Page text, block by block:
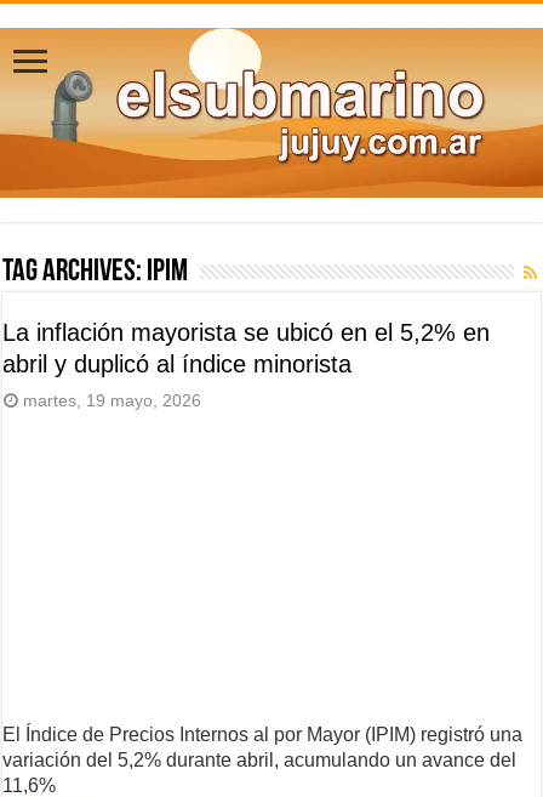
Tag Archives: IPIM
La inflación mayorista se ubicó en el 5,2% en
abril y duplicó al índice minorista
martes, 19 mayo, 2026
El Índice de Precios Internos al por Mayor (IPIM) registró una
variación del 5,2% durante abril, acumulando un avance del
11,6%